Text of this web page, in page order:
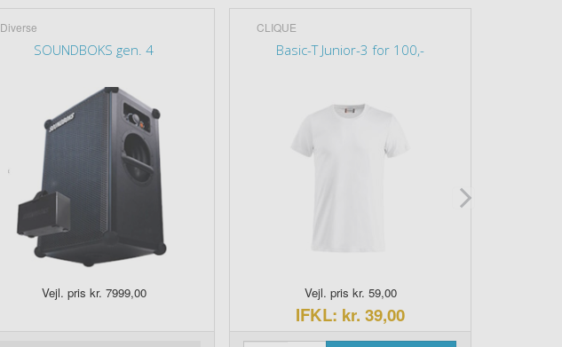
Diverse
SOUNDBOKS gen. 4
Vejl. pris kr. 7999,00
CLIQUE
Basic-T Junior-3 for 100,-
Vejl. pris kr. 59,00
IFKL: kr. 39,00